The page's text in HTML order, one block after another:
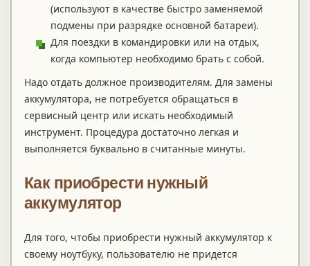
(используют в качестве быстро заменяемой
подмены при разрядке основной батареи).
Для поездки в командировки или на отдых,
когда компьютер необходимо брать с собой.
Надо отдать должное производителям. Для замены
аккумулятора, не потребуется обращаться в
сервисный центр или искать необходимый
инструмент. Процедура достаточно легкая и
выполняется буквально в считанные минуты.
Как приобрести нужный
аккумулятор
Для того, чтобы приобрести нужный аккумулятор к
своему ноутбуку, пользователю не придется